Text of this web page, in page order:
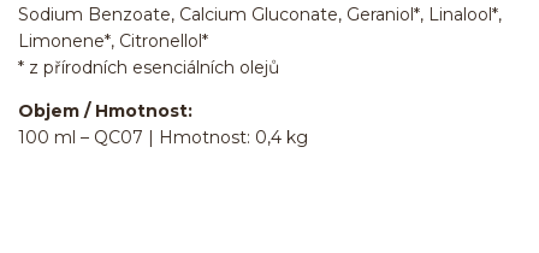
Sodium Benzoate, Calcium Gluconate, Geraniol*, Linalool*,
Limonene*, Citronellol*
* z přírodních esenciálních olejů
Objem / Hmotnost:
100 ml – QC07 | Hmotnost: 0,4 kg